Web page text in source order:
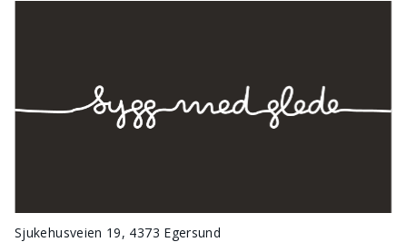
Sjukehusveien 19, 4373 Egersund